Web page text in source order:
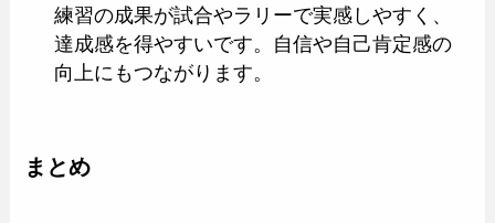
練習の成果が試合やラリーで実感しやすく、
達成感を得やすいです。自信や自己肯定感の
向上にもつながります。
まとめ